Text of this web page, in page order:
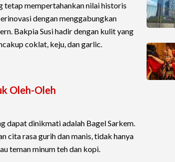
tetap mempertahankan nilai historis
dengan menggabungkan
Bakpia Susi hadir dengan kulit yang
coklat, keju, dan garlic.
Oleh-Oleh
dapat dinikmati adalah Bagel Sarkem.
cita rasa gurih dan manis, tidak hanya
teman minum teh dan kopi.